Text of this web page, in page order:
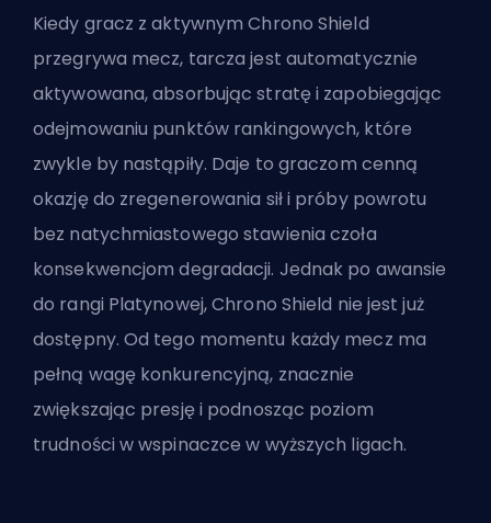
Kiedy gracz z aktywnym Chrono Shield
przegrywa mecz, tarcza jest automatycznie
aktywowana, absorbując stratę i zapobiegając
odejmowaniu punktów rankingowych, które
zwykle by nastąpiły. Daje to graczom cenną
okazję do zregenerowania sił i próby powrotu
bez natychmiastowego stawienia czoła
konsekwencjom degradacji. Jednak po awansie
do rangi Platynowej, Chrono Shield nie jest już
dostępny. Od tego momentu każdy mecz ma
pełną wagę konkurencyjną, znacznie
zwiększając presję i podnosząc poziom
trudności w wspinaczce w wyższych ligach.